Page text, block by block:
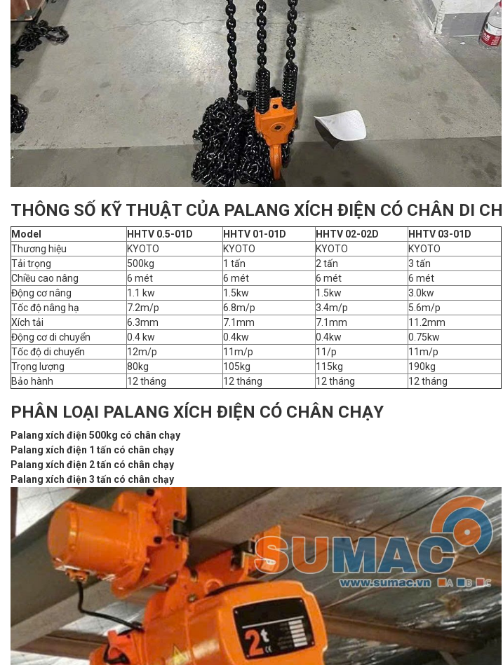
THÔNG SỐ KỸ THUẬT CỦA PALANG XÍCH ĐIỆN CÓ CHÂN DI
Model HHTV 0.5-01D HHTV 01-01D HHTV 02-02D
HHTV 03-01D
Thương hiệu
KYOTO KYOTO KYOTO
KYOTO
Tải trọng
500kg 1 tấn 2 tấn
3 tấn
Chiều cao nâng
6 mét 6 mét 6 mét
6 mét
Động cơ nâng
1.1 kw 1.5kw 1.5kw
3.0kw
Tốc độ nâng hạ
7.2m/p 6.8m/p 3.4m/p
5.6m/p
Xích tải
6.3mm 7.1mm 7.1mm
11.2mm
Động cơ di chuyển
0.4 kw 0.4kw 0.4kw
0.75kw
Tốc độ di chuyển
12m/p 11m/p 11/p
11m/p
Trọng lượng
80kg 105kg 115kg
190kg
Bảo hành
12 tháng 12 tháng 12 tháng 12 tháng
PHÂN LOẠI PALANG XÍCH ĐIỆN CÓ CHÂN CHẠY
Palang xích điện 500kg có chân chạy
Palang xích điện 1 tấn có chân chạy
Palang xích điện 2 tấn có chân chạy
Palang xích điện 3 tấn có chân chạy